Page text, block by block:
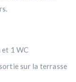
et 1 WC
sur la terrasse